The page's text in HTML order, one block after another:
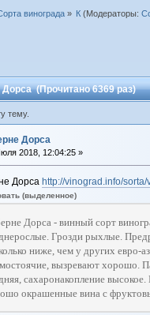
винограда» К (Модераторы:
(Прочитано 6369 раз)
тему.
Дорса
2018, 12:04:25 »
Дорса http://vinograd.info/
(выделенное)
Дорса - винный сорт
Грозди рыхлые.
ниже, чем у других евро-
вызревают хорошо.
сахаронакопление
окрашенные вина с